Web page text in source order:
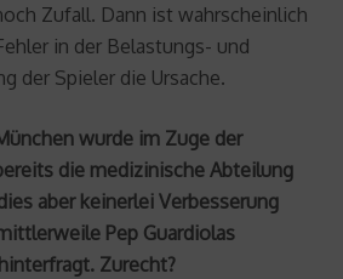
Zufall. Dann ist wahrscheinlich
in der Belastungs- und
der Spieler die Ursache.
wurde im Zuge der
die medizinische Abteilung
aber keinerlei Verbesserung
Pep Guardiolas
Zurecht?